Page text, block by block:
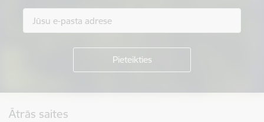
Ātrās saites